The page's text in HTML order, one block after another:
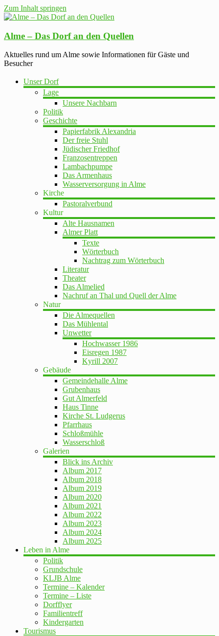
Zum Inhalt springen
Alme – Das Dorf an den Quellen
Aktuelles rund um Alme sowie Informationen für Gäste und
Besucher
Unser Dorf
Lage
Unsere Nachbarn
Politik
Geschichte
Papierfabrik Alexandria
Der freie Stuhl
Jüdischer Friedhof
Franzosentreppen
Lambachpumpe
Das Armenhaus
Wasserversorgung in Alme
Kirche
Pastoralverbund
Kultur
Alte Hausnamen
Almer Platt
Texte
Wörterbuch
Nachtrag zum Wörterbuch
Literatur
Theater
Das Almelied
Nachruf an Thal und Quell der Alme
Natur
Die Almequellen
Das Mühlental
Unwetter
Hochwasser 1986
Eisregen 1987
Kyrill 2007
Gebäude
Gemeindehalle Alme
Grubenhaus
Gut Almerfeld
Haus Tinne
Kirche St. Ludgerus
Pfarrhaus
Schloßmühle
Wasserschloß
Galerien
Blick ins Archiv
Album 2017
Album 2018
Album 2019
Album 2020
Album 2021
Album 2022
Album 2023
Album 2024
Album 2025
Leben in Alme
Politik
Grundschule
KLJB Alme
Termine – Kalender
Termine – Liste
Dorfflyer
Familientreff
Kindergarten
Tourismus